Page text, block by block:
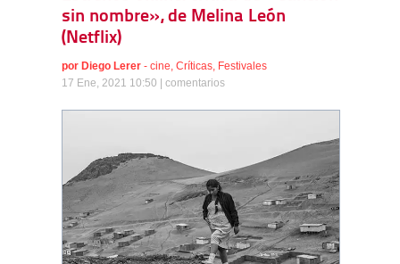
sin nombre», de Melina León
(Netflix)
por Diego Lerer - cine, Críticas, Festivales
17 Ene, 2021 10:50 | comentarios